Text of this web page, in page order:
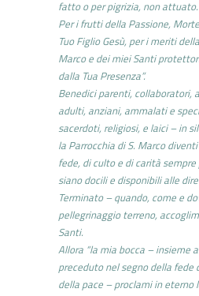
fatto o per pigrizia, non attuato.
Per i frutti della Passione,
Tuo Figlio Gesù, per i meriti
Marco e dei miei Santi
dalla Tua Presenza”.
Benedici parenti, collaboratori,
adulti, anziani, ammalati e
sacerdoti, religiosi, e laici – in
la Parrocchia di S. Marco
fede, di culto e di carità
siano docili e disponibili alle
Terminato – quando, come e
pellegrinaggio terreno,
Santi.
Allora “la mia bocca – insieme
preceduto nel segno della fede
della pace – proclami in eterno